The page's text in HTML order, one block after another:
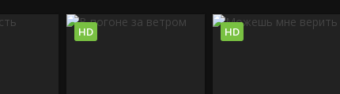
HD HD